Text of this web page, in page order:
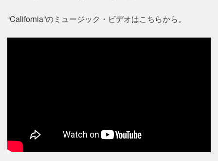
“California”のミュージック・ビデオはこちらから。